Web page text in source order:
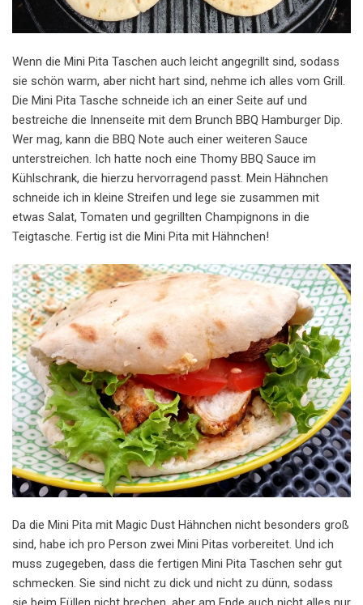
Wenn die Mini Pita Taschen auch leicht angegrillt sind, sodass
sie schön warm, aber nicht hart sind, nehme ich alles vom Grill.
Die Mini Pita Tasche schneide ich an einer Seite auf und
bestreiche die Innenseite mit dem Brunch BBQ Hamburger Dip.
Wer mag, kann die BBQ Note auch einer weiteren Sauce
unterstreichen. Ich hatte noch eine Thomy BBQ Sauce im
Kühlschrank, die hierzu hervorragend passt. Mein Hähnchen
schneide ich in kleine Streifen und lege sie zusammen mit
etwas Salat, Tomaten und gegrillten Champignons in die
Teigtasche. Fertig ist die Mini Pita mit Hähnchen!
Da die Mini Pita mit Magic Dust Hähnchen nicht besonders groß
sind, habe ich pro Person zwei Mini Pitas vorbereitet. Und ich
muss zugegeben, dass die fertigen Mini Pita Taschen sehr gut
schmecken. Sie sind nicht zu dick und nicht zu dünn, sodass